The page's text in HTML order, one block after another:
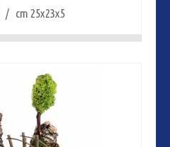
/ cm 25x23x5